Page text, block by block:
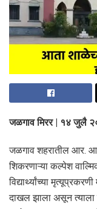
जळगाव मिरर | १४ जुलै
जळगाव शहरातील आर.
शिकरणाऱ्या कल्पेश
विद्यार्थ्यांच्या
दाखल झाला असून त्याला